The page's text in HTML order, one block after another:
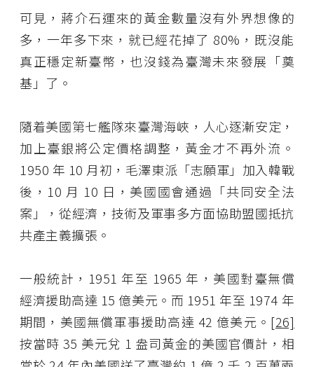
可見，蔣介石運來的黃金數量沒有外界想像的
多，一年多下來，就已經花掉了 80%，既沒能
真正穩定新臺幣，也沒錢為臺灣未來發展「奠
基」了。
隨着美國第七艦隊來臺灣海峽，人心逐漸安定，
加上臺銀將公定價格調整，黃金才不再外流。
1950 年 10 月初，毛澤東派「志願軍」加入韓戰
後，10 月 10 日，美國國會通過「共同安全法
案」，從經濟，技術及軍事多方面協助盟國抵抗
共產主義擴張。
一般統計，1951 年至 1965 年，美國對臺無償
經濟援助高達 15 億美元。而 1951 年至 1974 年
期間，美國無償軍事援助高達 42 億美元。 [26]
按當時 35 美元兌 1 盎司黃金的美國官價計，相